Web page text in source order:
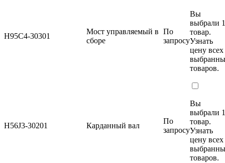
H95C4-30301
Мост управляемый в
сборе
По
запросу
Вы
выбрали 1
товар.
Узнать
цену всех
товаров.
H56J3-30201 Карданный вал
По
запросу
Вы
выбрали 1
товар.
Узнать
цену всех
товаров.